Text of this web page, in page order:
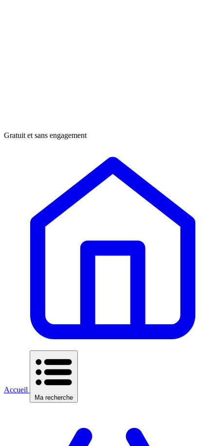
Gratuit et sans engagement
Accueil
Ma recherche